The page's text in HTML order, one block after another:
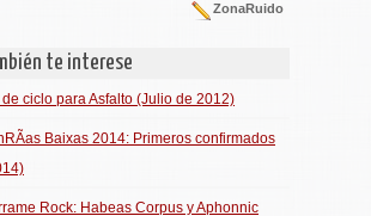
ZonaRuido
te interese
ciclo para Asfalto (Julio de 2012)
Baixas 2014: Primeros confirmados
Rock: Habeas Corpus y Aphonnic